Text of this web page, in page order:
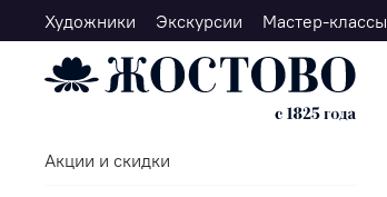
Художники Экскурсии Мастер-классы
Акции и скидки